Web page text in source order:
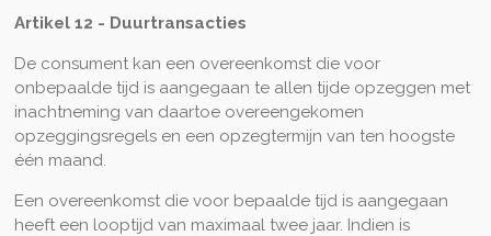
Artikel 12 - Duurtransacties
De consument kan een overeenkomst die voor
onbepaalde tijd is aangegaan te allen tijde opzeggen met
inachtneming van daartoe overeengekomen
opzeggingsregels en een opzegtermijn van ten hoogste
één maand.
Een overeenkomst die voor bepaalde tijd is aangegaan
heeft een looptijd van maximaal twee jaar. Indien is